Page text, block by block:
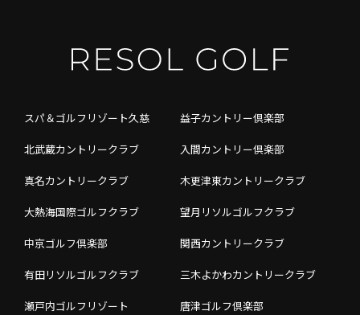
スパ＆ゴルフリゾート久慈 益子カントリー倶楽部
北武蔵カントリークラブ 入間カントリー倶楽部
真名カントリークラブ 木更津東カントリークラブ
大熱海国際ゴルフクラブ 望月リソルゴルフクラブ
中京ゴルフ倶楽部 関西カントリークラブ
有田リソルゴルフクラブ 三木よかわカントリークラブ
瀬戸内ゴルフリゾート 唐津ゴルフ倶楽部